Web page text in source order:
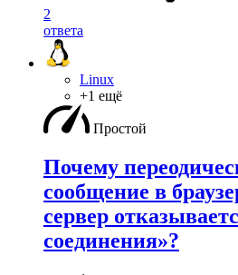
2
ответа
Linux
+1 ещё
Простой
Почему
сообщение в
сервер
соединения»?